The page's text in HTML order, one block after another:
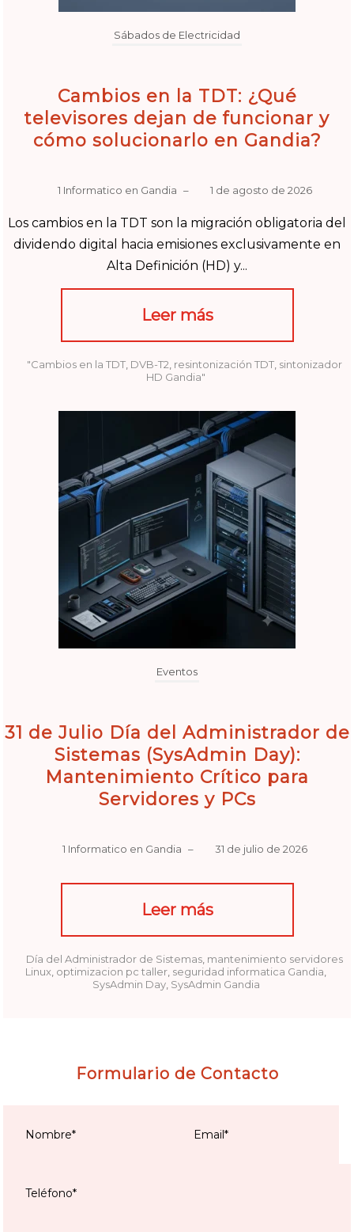
Sábados de Electricidad
Cambios en la TDT: ¿Qué
televisores dejan de funcionar y
cómo solucionarlo en Gandia?
1 Informatico en Gandia – 1 de agosto de 2026
Los cambios en la TDT son la migración obligatoria del
dividendo digital hacia emisiones exclusivamente en
Alta Definición (HD) y...
Leer más
"Cambios en la TDT DVB-T2 resintonización TDT sintonizador
HD Gandia"
Eventos
31 de Julio Día del Administrador de
Sistemas (SysAdmin Day):
Mantenimiento Crítico para
Servidores y PCs
1 Informatico en Gandia – 31 de julio de 2026
Leer más
Día del Administrador de Sistemas mantenimiento servidores
Linux optimizacion pc taller seguridad informatica Gandia
SysAdmin Day, SysAdmin Gandia
Formulario de Contacto